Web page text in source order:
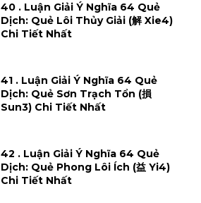
40 . Luận Giải Ý Nghĩa 64 Quẻ
Dịch: Quẻ Lôi Thủy Giải (解 Xie4)
Chi Tiết Nhất
41 . Luận Giải Ý Nghĩa 64 Quẻ
Dịch: Quẻ Sơn Trạch Tổn (損
Sun3) Chi Tiết Nhất
42 . Luận Giải Ý Nghĩa 64 Quẻ
Dịch: Quẻ Phong Lôi Ích (益 Yi4)
Chi Tiết Nhất